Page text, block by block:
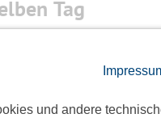
und andere
Tag